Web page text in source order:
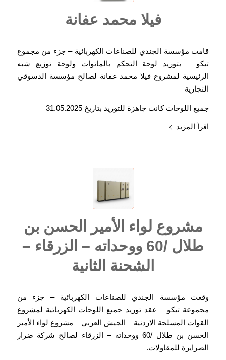
فيلا محمد عفانة
قامت مؤسسة الجندي للصناعات الكهربائية – جزء من مجموع
تيكو – بتوريد لوحة التحكم بالماتوات ولوحة توزيع شبه
الرئيسية لمشروع فيلا محمد عفانة لصالح مؤسسة الدسوقي
التجارية
جميع اللوحات كانت جاهزة للتوريد بتاريخ 31.05.2025
اقرأ المزيد
مشروع لواء الأمير الحسن بن
طلال /60 ووحداته – الزرقاء –
الشحنة الثانية
وقعت مؤسسة الجندي للصناعات الكهربائية – جزء من
مجموعة تيكو – عقد توريد جميع اللوحات الكهربائية لمشروع
القوات المسلحة الاردنية – الجيش العربي – مشروع لواء الأمير
الحسن بن طلال /60 ووحداته – الزرقاء لصالح شركة ضرار
الصرايرة للمقاولات.